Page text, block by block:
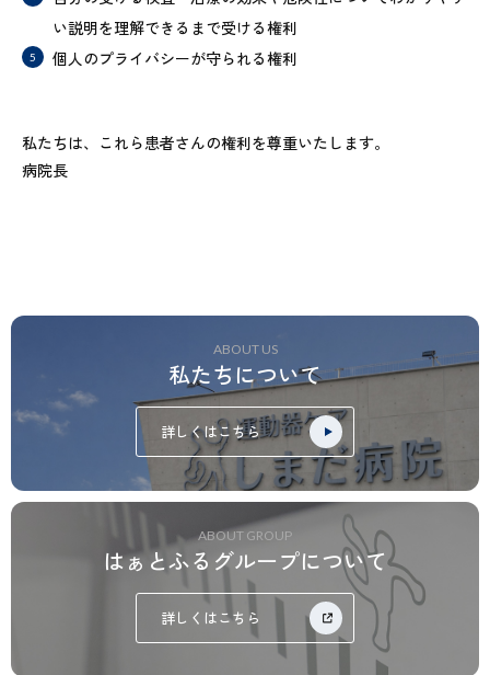
い説明を理解できるまで受ける権利
個人のプライバシーが守られる権利
私たちは、これら患者さんの権利を尊重いたします。
病院長
ABOUT US
私たちについて
詳しくはこちら
ABOUT GROUP
はぁとふるグループについて
詳しくはこちら